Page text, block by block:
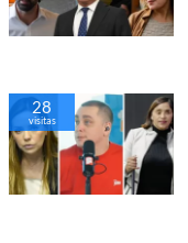
28
visitas